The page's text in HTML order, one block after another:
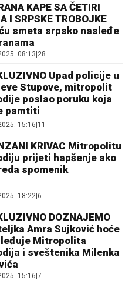
KAPE SA ČETIRI
I SRPSKE TROBOJKE
smeta srpsko nasleđe
08:13|28
Upad policije u
Stupove, mitropolit
poslao poruku koja
pamtiti
15:16 11
KRIVAC Mitropolitu
prijeti hapšenje ako
spomenik
18:22|6
DOZNAJEMO
Amra Sujković hoće
Mitropolita
i sveštenika Milenka
15:16|7